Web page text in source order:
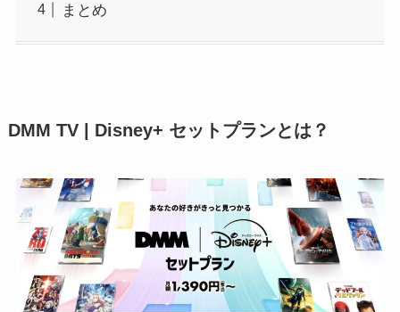
まとめ
DMM TV | Disney+ セットプランとは？